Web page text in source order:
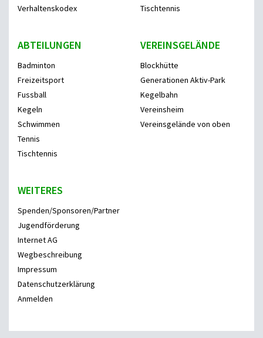
Verhaltenskodex
Tischtennis
ABTEILUNGEN
Badminton
Freizeitsport
Fussball
Kegeln
Schwimmen
Tennis
Tischtennis
VEREINSGELÄNDE
Blockhütte
Generationen Aktiv-Park
Kegelbahn
Vereinsheim
Vereinsgelände von oben
WEITERES
Spenden/Sponsoren/Partner
Jugendförderung
Internet AG
Wegbeschreibung
Impressum
Datenschutzerklärung
Anmelden